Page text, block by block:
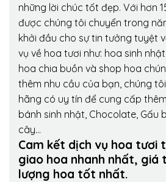
những lời chúc tốt đẹp. Với hơn
được chúng tôi chuyển trong
khởi đầu cho sự tin tưởng tuyệt
vụ về hoa tươi như: hoa sinh
hoa chia buồn và shop hoa
thêm nhu cầu của bạn, chúng
hãng có uy tín để cung cấp
bánh sinh nhật, Chocolate, Gấu
cây…
Cam kết dịch vụ hoa tươi
giao hoa nhanh nhất,
lượng hoa tốt nhất.